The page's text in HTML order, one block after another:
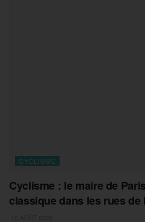
CYCLISME
Cyclisme : le maire de
classique dans les rues de